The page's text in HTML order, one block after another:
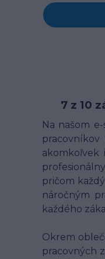
7 z 10
Na našom
pracovníkov
pričom
náročným
každého
Okrem
pracovných